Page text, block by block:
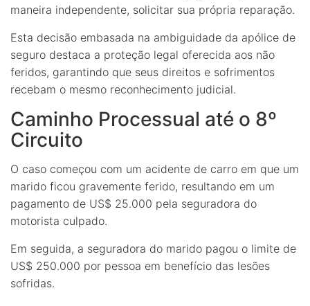
maneira independente, solicitar sua própria reparação.
Esta decisão embasada na ambiguidade da apólice de
seguro destaca a proteção legal oferecida aos não
feridos, garantindo que seus direitos e sofrimentos
recebam o mesmo reconhecimento judicial.
Caminho Processual até o 8º
Circuito
O caso começou com um acidente de carro em que um
marido ficou gravemente ferido, resultando em um
pagamento de US$ 25.000 pela seguradora do
motorista culpado.
Em seguida, a seguradora do marido pagou o limite de
US$ 250.000 por pessoa em benefício das lesões
sofridas.